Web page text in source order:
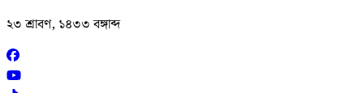
২৩ শ্রাবণ, ১৪৩৩ বঙ্গাব্দ